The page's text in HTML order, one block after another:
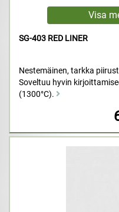
SG-403 RED LINER
Nestemäinen, tarkka
Soveltuu hyvin
(1300°C).